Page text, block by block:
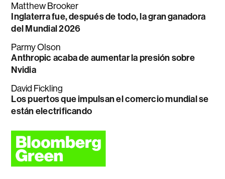
Matthew Brooker
Inglaterra fue, después de todo, la gran ganadora
del Mundial 2026
Parmy Olson
Anthropic acaba de aumentar la presión sobre
Nvidia
David Fickling
Los puertos que impulsan el comercio mundial se
están electrificando